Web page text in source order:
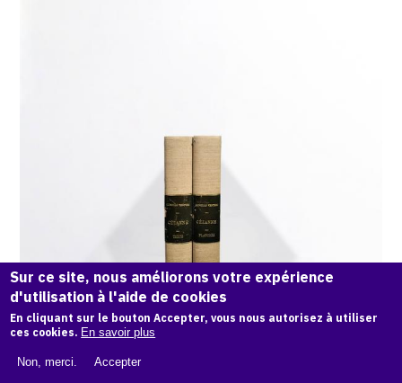
Sur ce site, nous améliorons votre expérience
d'utilisation à l'aide de cookies
En cliquant sur le bouton Accepter, vous nous autorisez à utiliser
ces cookies. En savoir plus
Non, merci. Accepter